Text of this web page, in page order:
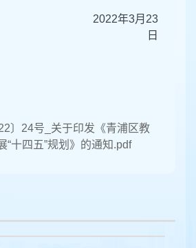
年3月 23
日
〕24号_关于印发《青浦区教
“十四五”规划》的通知.pdf